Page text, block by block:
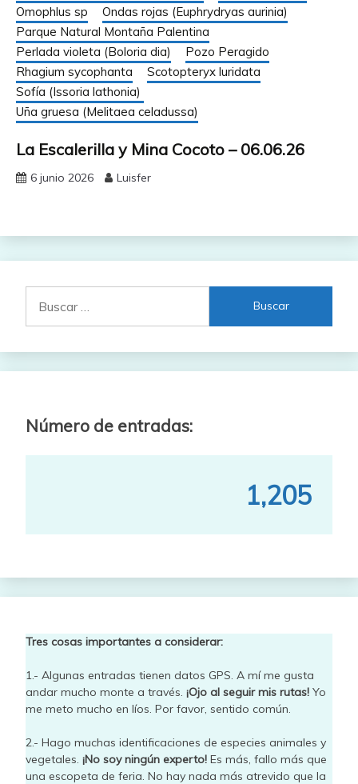
Omophlus sp
Ondas rojas (Euphrydryas aurinia)
Parque Natural Montaña Palentina
Perlada violeta (Boloria dia)
Pozo Peragido
Rhagium sycophanta
Scotopteryx luridata
Sofía (Issoria lathonia)
Uña gruesa (Melitaea celadussa)
La Escalerilla y Mina Cocoto – 06.06.26
6 junio 2026 Luisfer
Número de entradas:
1,205
Tres cosas importantes a considerar:
1.- Algunas entradas tienen datos GPS. A mí me gusta
andar mucho monte a través. ¡Ojo al seguir mis rutas! Yo
me meto mucho en líos. Por favor, sentido común.
2.- Hago muchas identificaciones de especies animales y
vegetales. ¡No soy ningún experto! Es más, fallo más que
una escopeta de feria. No hay nada más atrevido que la